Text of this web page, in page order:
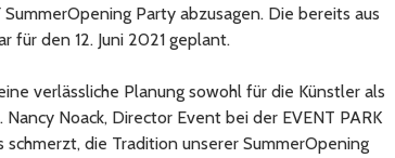
Party abzusagen. Die bereits aus
für den 12. Juni 2021 geplant.
verlässliche Planung sowohl für die Künstler als
Noack, Director Event bei der EVENT PARK
schmerzt, die Tradition unserer SummerOpening